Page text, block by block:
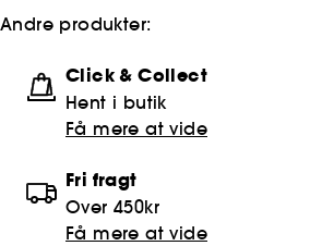
Andre produkter:
Click & Collect
Hent i butik
Få mere at vide
Fri fragt
Over 450kr
Få mere at vide